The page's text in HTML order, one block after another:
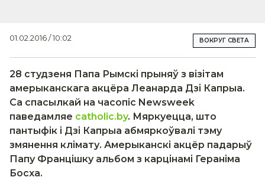
01.02.2016 / 10:02 ВОКРУГ СВЕТА
28 студзеня Папа Рымскі прыняў з візітам
амерыканскага акцёра Леанарда Дзі Капрыа.
Са спасылкай на часопіс Newsweek
паведамляе catholic.by. Мяркуецца, што
пантыфік і Дзі Капрыа абмяркоўвалі тэму
змянення клімату. Амерыканскі акцёр падарыў
Папу Францішку альбом з карцінамі Гераніма
Босха.